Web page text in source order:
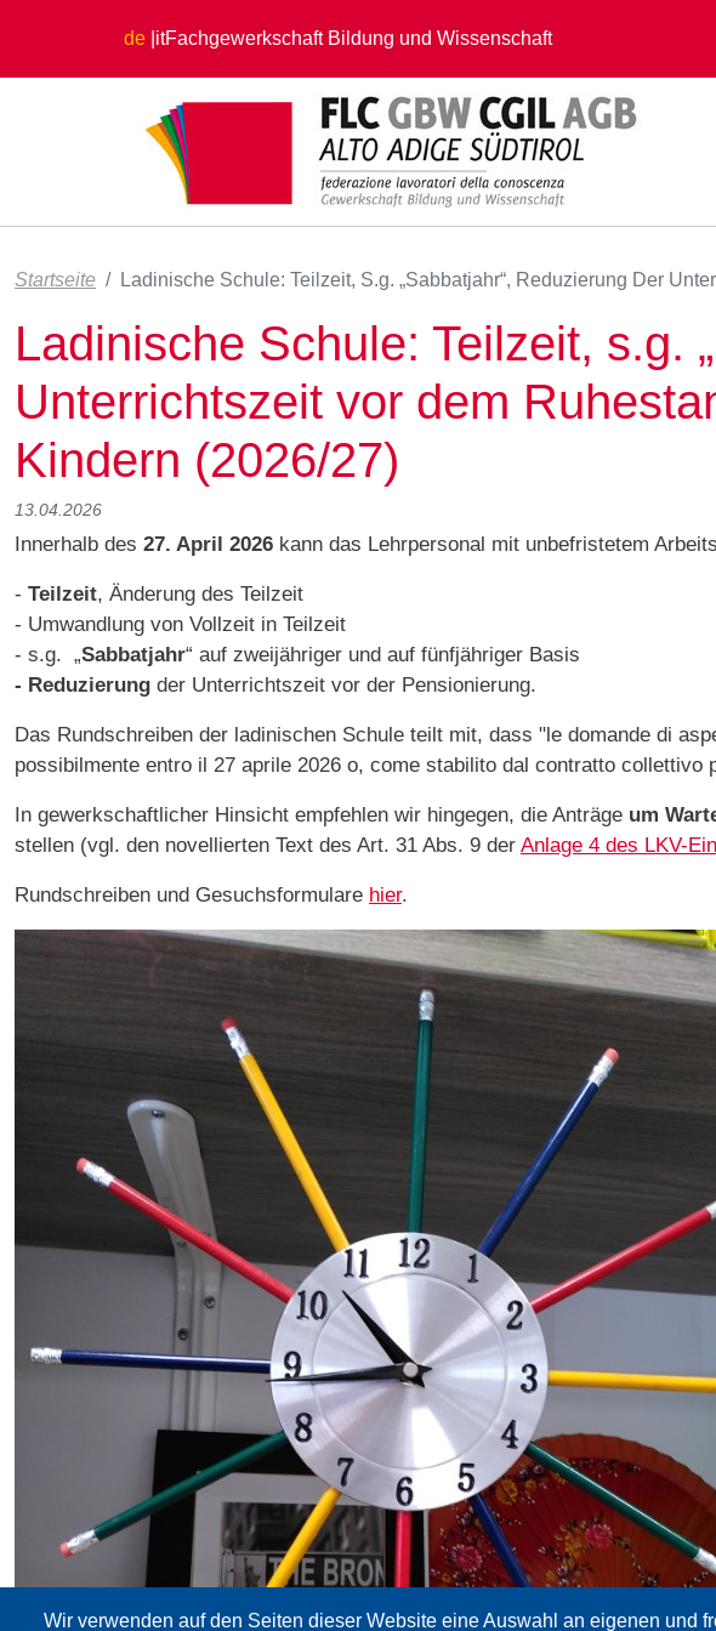
de itFachgewerkschaft Bildung und Wissenschaft
Wir verwenden auf den Seiten dieser Website eine Auswahl an eigenen und
Startseite Ladinische Schule: Teilzeit, S.g. „Sabbatjahr“, Reduzierung Der
Ladinische Schule: Teilzeit, s.g.
Unterrichtszeit vor dem
Kindern (2026/27)
13.04.2026
Innerhalb des 27. April 2026 kann das Lehrpersonal mit unbefristetem
- Teilzeit, Änderung des Teilzeit
- Umwandlung von Vollzeit in Teilzeit
- s.g. „Sabbatjahr“ auf zweijähriger und auf fünfjähriger Basis
- Reduzierung der Unterrichtszeit vor der Pensionierung.
Das Rundschreiben der ladinischen Schule teilt mit, dass "le domande di
possibilmente entro il 27 aprile 2026 o, come stabilito dal contratto collettivo
In gewerkschaftlicher Hinsicht empfehlen wir hingegen, die Anträge um
stellen (vgl. den novellierten Text des Art. 31 Abs. 9 der Anlage 4 des LKV-
Rundschreiben und Gesuchsformulare hier.